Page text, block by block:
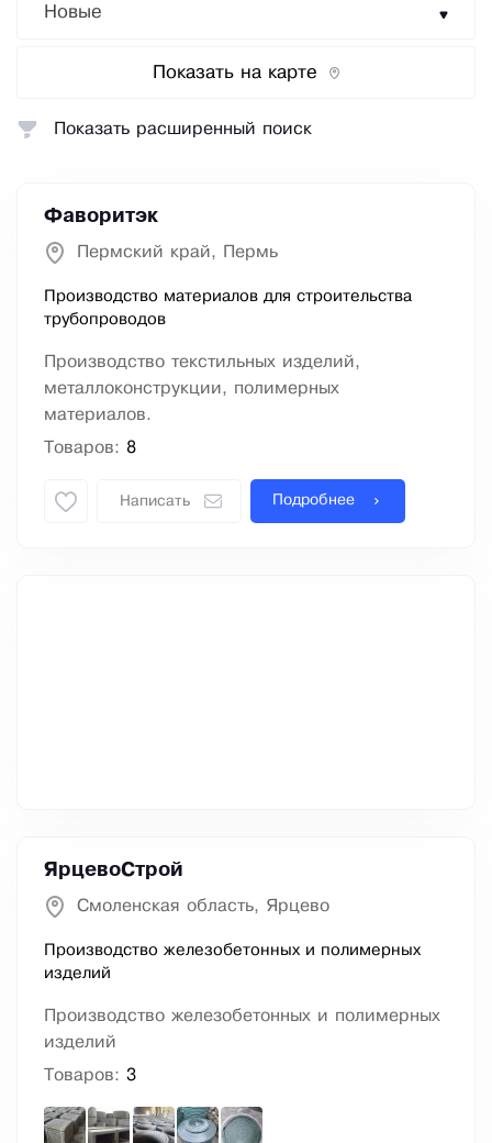
Новые
Показать на карте
Фаворитэк
Пермский край, Пермь
Производство материалов для строительства
трубопроводов
Производство текстильных изделий,
металлоконструкции, полимерных
материалов.
Товаров: 8
Написать Подробнее
ЯрцевоСтрой
Смоленская область, Ярцево
Производство железобетонных и полимерных
изделий
Производство железобетонных и полимерных
изделий
Товаров: 3
Показать расширенный поиск